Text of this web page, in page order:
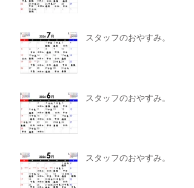
スタッフのおやすみ。
スタッフのおやすみ。
スタッフのおやすみ。